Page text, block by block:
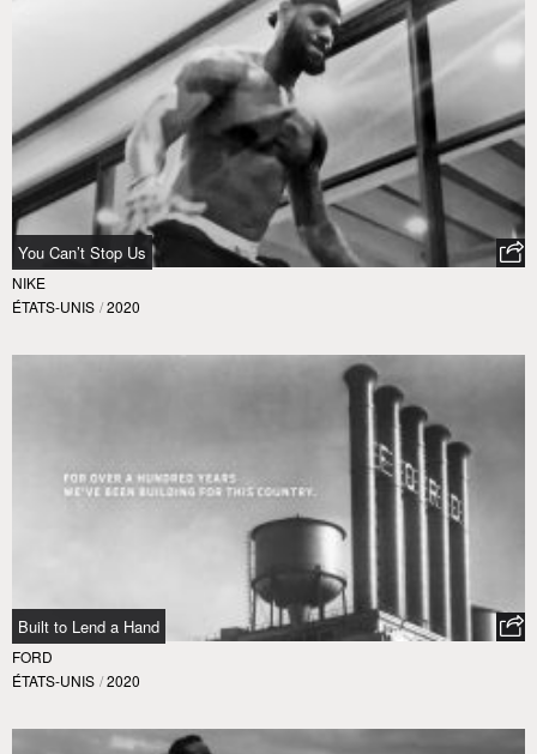
You Can’t Stop Us
NIKE
ÉTATS-UNIS / 2020
Built to Lend a Hand
FORD
ÉTATS-UNIS / 2020